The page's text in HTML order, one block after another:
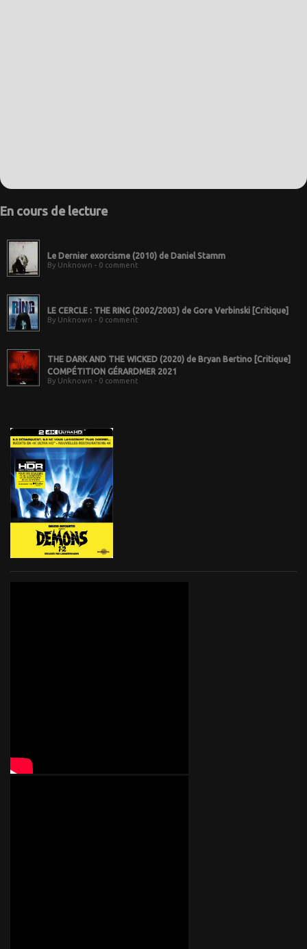
En cours de lecture
Le Dernier exorcisme (2010) de Daniel Stamm
By Unknown - 0 comment
LE CERCLE : THE RING (2002/2003) de Gore Verbinski [Critique]
By Unknown - 0 comment
THE DARK AND THE WICKED (2020) de Bryan Bertino [Critique]
COMPÉTITION GÉRARDMER 2021
By Unknown - 0 comment